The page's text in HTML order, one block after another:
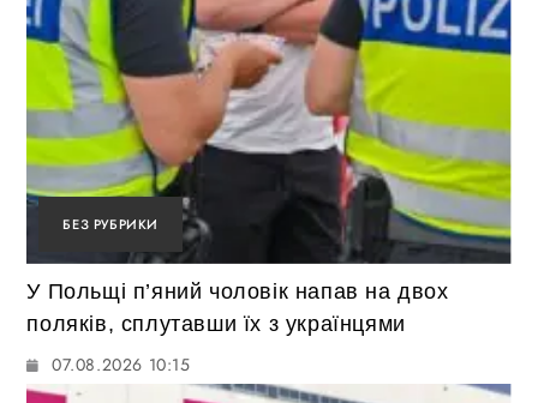
БЕЗ РУБРИКИ
У Польщі п’яний чоловік напав на двох
поляків, сплутавши їх з українцями
07.08.2026 10:15